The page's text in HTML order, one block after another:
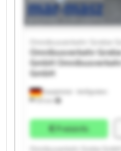
Dautphetal - Wolfgruben
574 km
Omnibusverkehr Grebe
Omnibusverkehr
GmbH
GmbH
Preisinfo